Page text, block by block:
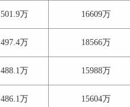
501.9万 16609万
497.4万 18566万
488.1万 15988万
486.1万 15604万